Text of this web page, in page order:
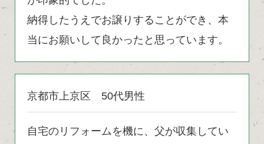
納得したうえでお譲りすることができ、本
当にお願いして良かったと思っています。
京都市上京区 50代男性
自宅のリフォームを機に、父が収集してい